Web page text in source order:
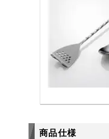
商品仕様